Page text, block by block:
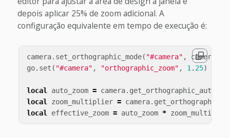
depois aplicar 25% de zoom adicional. A
configuração equivalente em tempo de execução é:
camera. set_orthographic_mode( "#camera" , camera
go. set ( "#camera" , "orthographic_zoom" , 1 . 25)
local auto_zoom = camera.
local
zoom_multiplier = camera.
local
effective_zoom = auto_zoom *